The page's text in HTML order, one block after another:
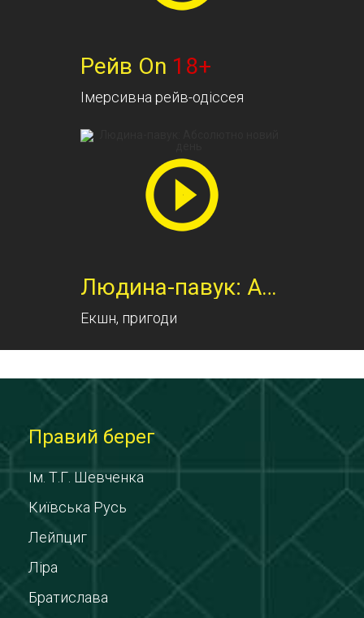
Рейв On 18+
Імерсивна рейв-одіссея
Людина-павук: Абсолютно нов
Екшн, пригоди
Правий берег
Ім. Т.Г. Шевченка
Київська Русь
Лейпциг
Ліра
Братислава